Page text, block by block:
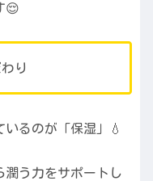
😌
り
るのが「保湿」💧
潤う力をサポートし